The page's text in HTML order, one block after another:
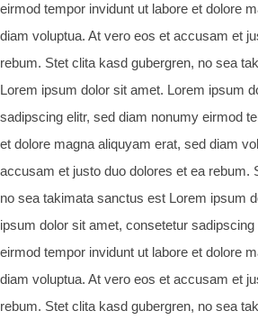
eirmod tempor invidunt ut labore et dolore
diam voluptua. At vero eos et accusam et
rebum. Stet clita kasd gubergren, no sea
Lorem ipsum dolor sit amet. Lorem ipsum
sadipscing elitr, sed diam nonumy eirmod
et dolore magna aliquyam erat, sed diam
accusam et justo duo dolores et ea rebum.
no sea takimata sanctus est Lorem ipsum
ipsum dolor sit amet, consetetur
eirmod tempor invidunt ut labore et dolore
diam voluptua. At vero eos et accusam et
rebum. Stet clita kasd gubergren, no sea